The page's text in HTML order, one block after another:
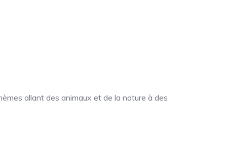
allant des animaux et de la nature à des